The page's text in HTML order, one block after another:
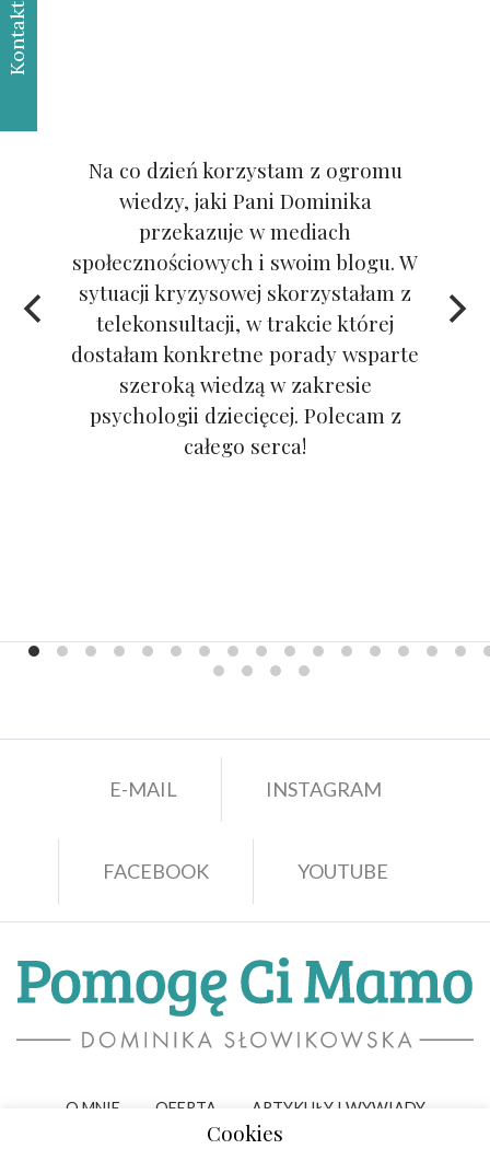
Na co dzień korzystam z ogromu
wiedzy, jaki Pani Dominika
przekazuje w mediach
społecznościowych i swoim blogu. W
sytuacji kryzysowej skorzystałam z
telekonsultacji, w trakcie której
dostałam konkretne porady wsparte
szeroką wiedzą w zakresie
psychologii dziecięcej. Polecam z
całego serca!
E-MAIL INSTAGRAM
FACEBOOK YOUTUBE
O MNIE OFERTA ARTYKUŁY I WYWIADY
Cookies
Kontakt